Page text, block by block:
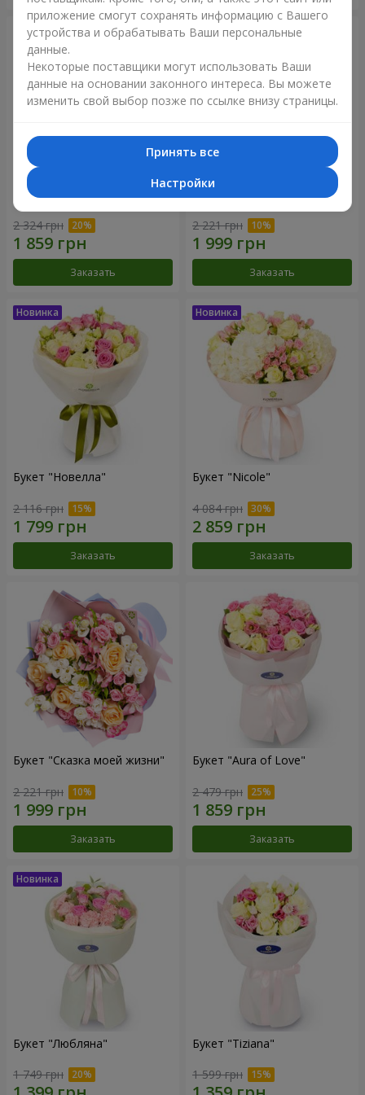
Букет "Дуэт гармонии"
2 324 грн
Заказать
Букет "My Lady"
2 221 грн
Заказать
Букет "Новелла"
2 116 грн
Заказать
Букет "Nicole"
4 084 грн
Заказать
Букет "Сказка моей жизни"
2 221 грн
Заказать
Букет "Aura of Love"
2 479 грн
Заказать
Букет "Любляна"
1 749 грн
Букет "Tiziana"
1 599 грн
приложение смогут сохранять информацию с Вашего
устройства и обрабатывать Ваши персональные
данные.
Некоторые поставщики могут использовать Ваши
данные на основании законного интереса. Вы можете
изменить свой выбор позже по ссылке внизу страницы.
Принять все
Настройки